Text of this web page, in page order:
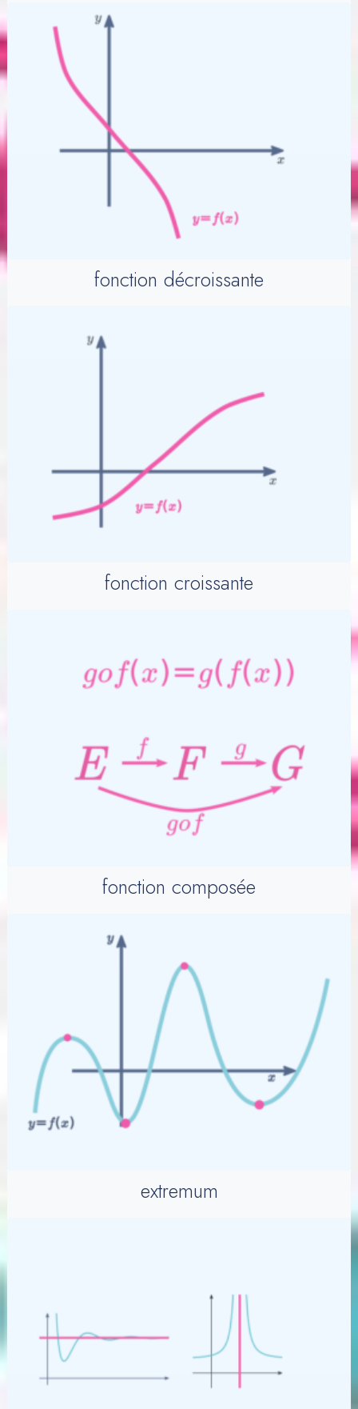
fonction décroissante
fonction croissante
fonction composée
extremum